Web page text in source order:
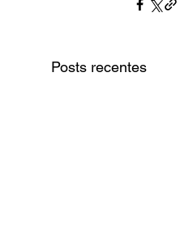
Posts recentes